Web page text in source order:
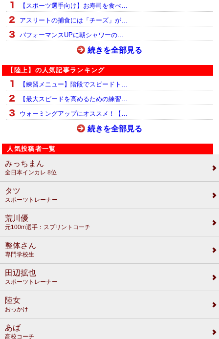
【スポーツ選手向け】お寿司を食べ…
アスリートの捕食には「チーズ」が…
パフォーマンスUPに朝シャワーの…
続きを全部見る
【陸上】の人気記事ランキング
【練習メニュー】階段でスピードト…
【最大スピードを高めるための練習…
ウォーミングアップにオススメ！【…
続きを全部見る
人気投稿者一覧
みっちまん
全日本インカレ 8位
タツ
スポーツトレーナー
荒川優
元100m選手：スプリントコーチ
整体さん
専門学校生
田辺拡也
スポーツトレーナー
陸女
おっかけ
あば
高校コーチ